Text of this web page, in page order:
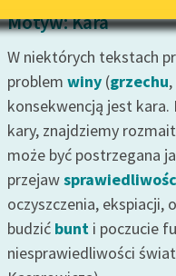
Motyw: Kara
W niektórych tekstach
problem winy (grzechu
konsekwencją jest
kary, znajdziemy
może być postrzegana
przejaw
oczyszczenia, ekspiacji,
budzić bunt i poczucie
niesprawiedliwości